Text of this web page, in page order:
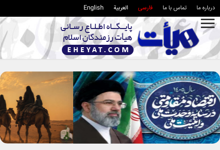
درباره ما تماس با ما فارسی العربية English